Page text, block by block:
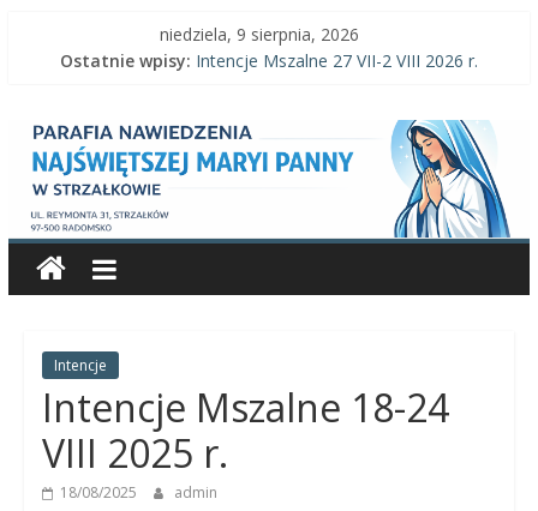
niedziela, 9 sierpnia, 2026
Ostatnie wpisy: Intencje Mszalne 27 VII-2 VIII 2026 r.
Intencje Mszalne 3–9 VIII 2026 r.
Ogłoszenia parafialne 2 VIII 2026 r.
Parafia
Nawiedzenia
Najświętszej
Panny
Parafia
Nawiedzenia
Najświętszej
Intencje
Intencje Mszalne 18-24
VIII 2025 r.
18/08/2025 admin